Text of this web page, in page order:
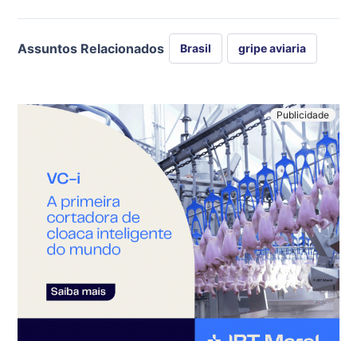
Assuntos Relacionados Brasil gripe aviaria